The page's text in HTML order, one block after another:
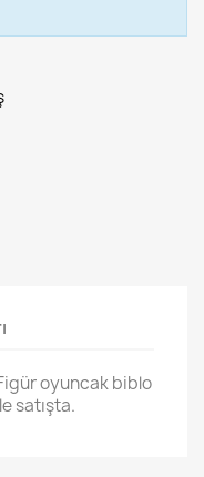
oyuncak biblo
satışta.